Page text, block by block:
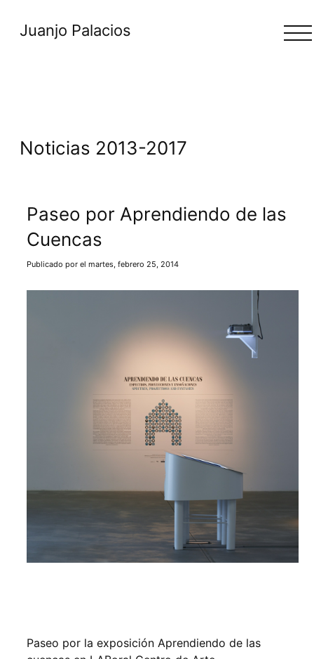
Juanjo Palacios
Noticias 2013-2017
Paseo por Aprendiendo de las
Cuencas
Publicado por el martes, febrero 25, 2014
Paseo por la exposición Aprendiendo de las